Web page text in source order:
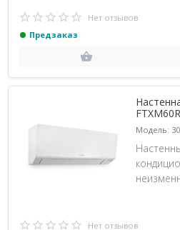
Нет отзывов
Предзаказ
Модель:
Нет отзывов